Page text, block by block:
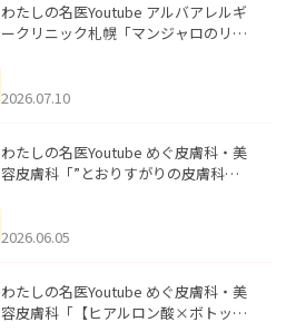
わたしの名医Youtube アルバアレルギ
ークリニック札幌「マンジャロのリア
た。
2026.07.10
わたしの名医Youtube めぐ皮膚科・美
容皮膚科「”とおりすがりの皮膚科
2026.06.05
わたしの名医Youtube めぐ皮膚科・美
容皮膚科「【ヒアルロン酸×ボトック